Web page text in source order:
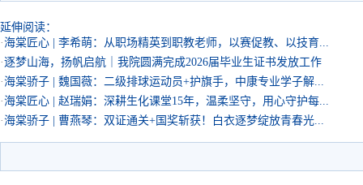
延伸阅读：
·海棠匠心 | 李希萌：从职场精英到职教老师，以赛促教、以技育...
·逐梦山海，扬帆启航｜我院圆满完成2026届毕业生证书发放工作
·海棠骄子 | 魏国薇：二级排球运动员+护旗手，中康专业学子解...
·海棠匠心 | 赵瑞娟：深耕生化课堂15年，温柔坚守，用心守护每...
·海棠骄子 | 曹燕琴：双证通关+国奖斩获！白衣逐梦绽放青春光...